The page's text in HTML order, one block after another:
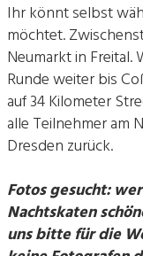
Ihr könnt selbst
möchtet.
Neumarkt in Freital.
Runde weiter bis
auf 34 Kilometer
alle Teilnehmer am
Dresden zurück.
Fotos gesucht:
Nachtskaten
uns bitte für die